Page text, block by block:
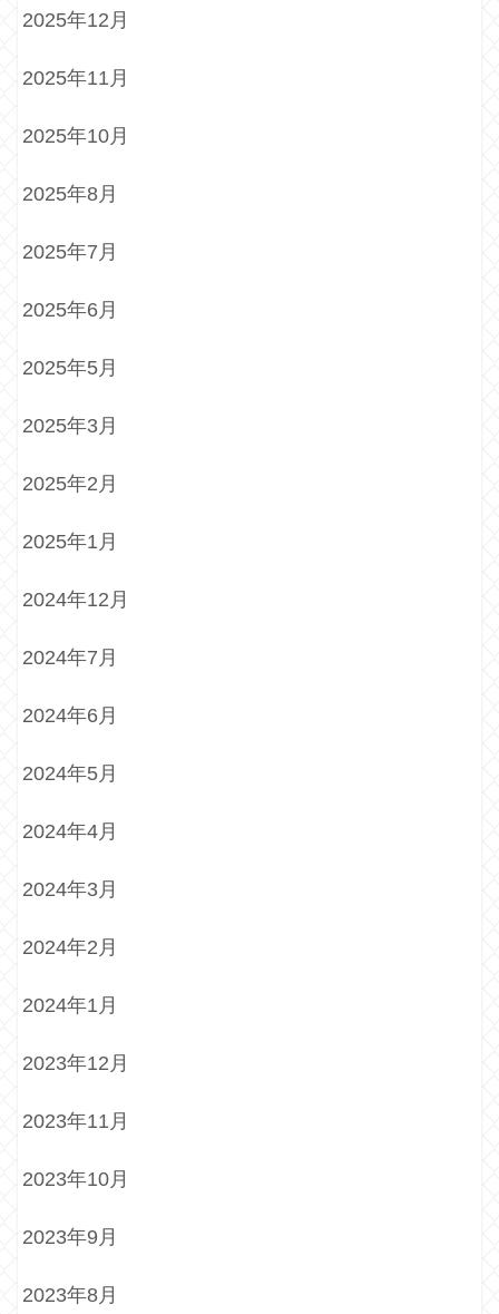
2025年12月
2025年11月
2025年10月
2025年8月
2025年7月
2025年6月
2025年5月
2025年3月
2025年2月
2025年1月
2024年12月
2024年7月
2024年6月
2024年5月
2024年4月
2024年3月
2024年2月
2024年1月
2023年12月
2023年11月
2023年10月
2023年9月
2023年8月